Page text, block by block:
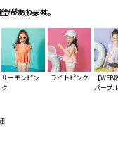
があります。
があります。
があります。
サーモンピン
ク
ライトピンク
【WEB
パープル